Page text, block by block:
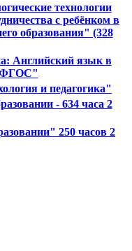
технологии
с ребёнком в
образования" (328
Английский язык в
ФГОС"
и педагогика"
- 634 часа 2
250 часов 2